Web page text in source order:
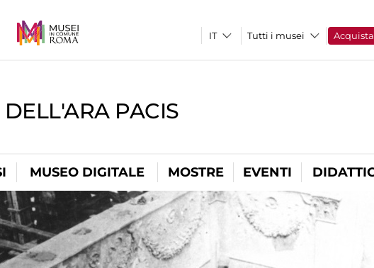
Tutti i musei Acquista
PACIS
MUSEO DIGITALE MOSTRE EVENTI